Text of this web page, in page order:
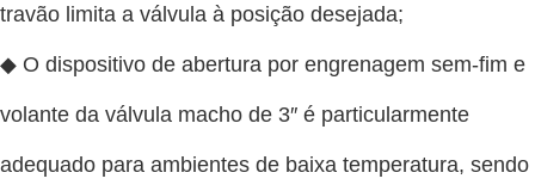
travão limita a válvula à posição desejada;
◆ O dispositivo de abertura por engrenagem sem-fim e
volante da válvula macho de 3″ é particularmente
adequado para ambientes de baixa temperatura, sendo